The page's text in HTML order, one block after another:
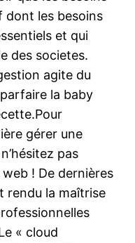
dont les besoins
et qui
des societes.
agite du
la baby
gérer une
pas
! De dernières
rendu la maîtrise
« cloud